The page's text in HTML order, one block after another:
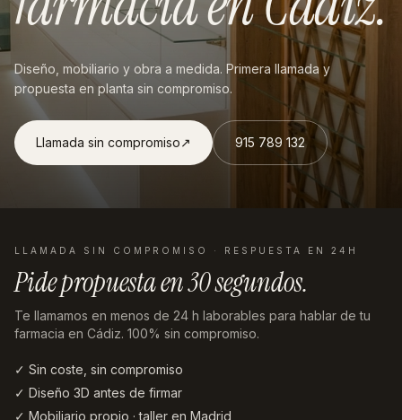
Diseño, mobiliario y obra a medida. Primera llamada y
propuesta en planta sin compromiso.
Llamada sin compromiso↗︎ 915 789 132
LLAMADA SIN COMPROMISO · RESPUESTA EN 24H
Pide propuesta en30 segundos.
Te llamamos en menos de 24 h laborables para hablar de tu
farmacia en Cádiz. 100% sin compromiso.
✓ Sin coste, sin compromiso
✓ Diseño 3D antes de firmar
✓ Mobiliario propio · taller en Madrid